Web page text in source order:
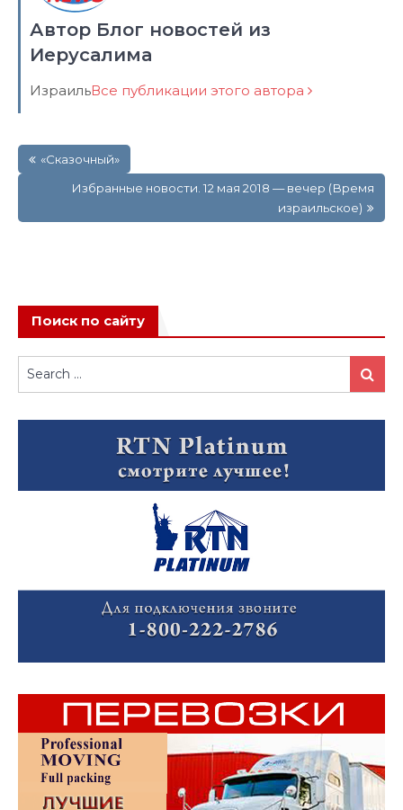
Автор Блог новостей из
Иерусалима
ИзраильВсе публикации этого автора
по
записям
«Сказочный»
Избранные новости. 12 мая 2018 — вечер (Время
израильское)
Поиск по сайту
Search
for:
Search